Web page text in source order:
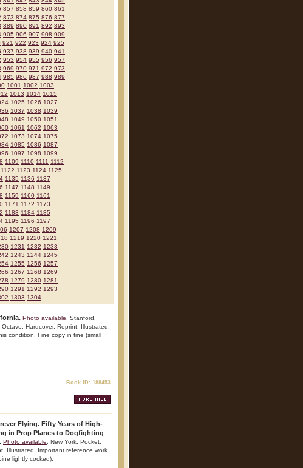
857 858 859 860 861
873 874 875 876 877
889 890 891 892 893
905 906 907 908 909
921 922 923 924 925
937 938 939 940 941
953 954 955 956 957
969 970 971 972 973
985 986 987 988 989
1001 1002 1003
1013 1014 1015
1025 1026 1027
1037 1038 1039
1049 1050 1051
1061 1062 1063
1073 1074 1075
1085 1086 1087
1097 1098 1099
1109 1110 1111 1112
1122 1123 1124 1125
1135 1136 1137
1147 1148 1149
1159 1160 1161
1171 1172 1173
1183 1184 1185
1195 1196 1197
1207 1208 1209
1219 1220 1221
1231 1232 1233
1243 1244 1245
1255 1256 1257
1267 1268 1269
1279 1280 1281
1291 1292 1293
1303 1304
Photo available . Stanford.
Hardcover. Reprint. Illustrated.
condition. Fine copy in fine (small
Book ID: 188453
Flying. Fifty Years of High-
in Prop Planes to Dogfighting
Photo available . New York. Pocket.
Illustrated. Important reference work.
lightly cocked).